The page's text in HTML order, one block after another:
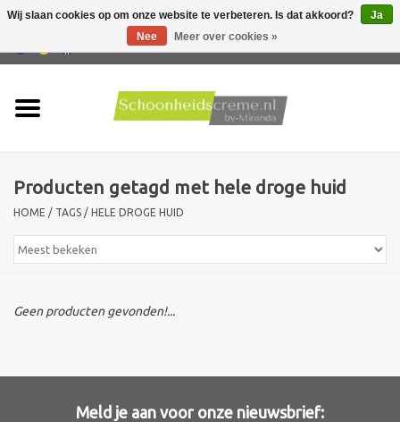
Producten
Huidproblemen
Producten getagd met hele droge huid
HOME / TAGS / HELE DROGE HUID
Geen producten gevonden!...
Meld je aan voor onze nieuwsbrief:
Wij slaan cookies op om onze website te verbeteren. Is dat akkoord?
Ja
Nee
Meer over cookies »